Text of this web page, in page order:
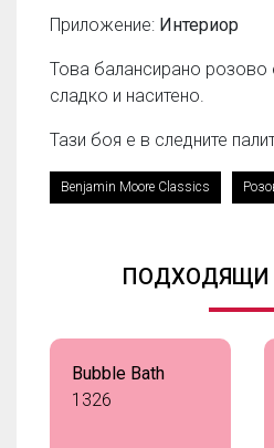
Приложение: Интериор
Това балансирано розово
сладко и наситено.
Тази боя е в следните
Benjamin Moore Classics
ПОДХОДЯЩИ
Bubble Bath
1326